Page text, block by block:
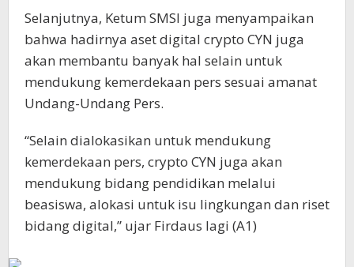
Selanjutnya, Ketum SMSI juga menyampaikan
bahwa hadirnya aset digital crypto CYN juga
akan membantu banyak hal selain untuk
mendukung kemerdekaan pers sesuai amanat
Undang-Undang Pers.
“Selain dialokasikan untuk mendukung
kemerdekaan pers, crypto CYN juga akan
mendukung bidang pendidikan melalui
beasiswa, alokasi untuk isu lingkungan dan riset
bidang digital,” ujar Firdaus lagi (A1)